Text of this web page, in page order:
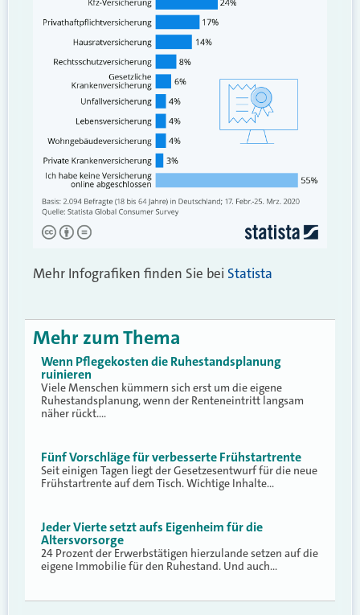
Mehr Infografiken finden Sie bei Statista
Mehr zum Thema
Wenn Pflegekosten die Ruhestandsplanung
ruinieren
Viele Menschen kümmern sich erst um die eigene
Ruhestandsplanung, wenn der Renteneintritt langsam
näher rückt.…
Fünf Vorschläge für verbesserte Frühstartrente
Seit einigen Tagen liegt der Gesetzesentwurf für die neue
Frühstartrente auf dem Tisch. Wichtige Inhalte…
Jeder Vierte setzt aufs Eigenheim für die
Altersvorsorge
24 Prozent der Erwerbstätigen hierzulande setzen auf die
eigene Immobilie für den Ruhestand. Und auch…